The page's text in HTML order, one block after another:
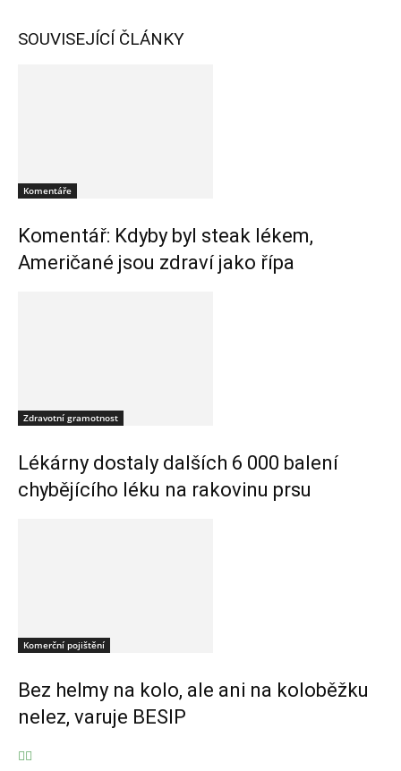
SOUVISEJÍCÍ ČLÁNKY
Komentáře
Komentář: Kdyby byl steak lékem,
Američané jsou zdraví jako řípa
Zdravotní gramotnost
Lékárny dostaly dalších 6 000 balení
chybějícího léku na rakovinu prsu
Komerční pojištění
Bez helmy na kolo, ale ani na koloběžku
nelez, varuje BESIP